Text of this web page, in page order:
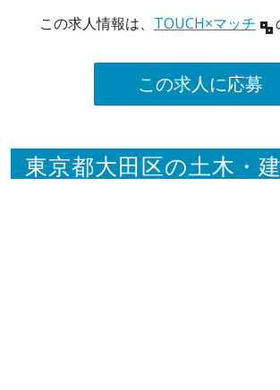
この求人情報は、 TOUCH×マッチ
この求人に応募
東京都大田区の土木・